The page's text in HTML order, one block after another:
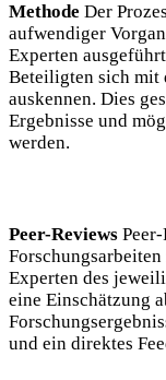
Methode Der
aufwendiger
Experten
Beteiligten sich mit
auskennen. Dies
Ergebnisse und
werden.
Peer-Reviews
Experten des
eine Einschätzung
und ein direktes